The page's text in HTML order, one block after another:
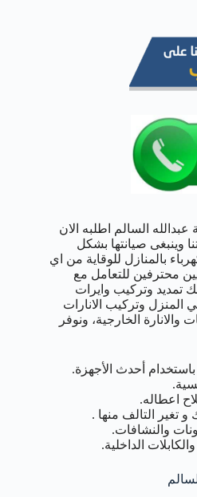
السالم اطلبه الان
وينبغى صيانتها بشكل
بالمنازل للوقاية من اي
محترفين للتعامل مع
تمديد وتركيب وايرات
المنزل وتركيب الانارات
والانارة الخارجية، ونوفر
أحدث الأجهزة.
اعطاله.
و تغير التالف منها .
والنشافات.
الداخلية.